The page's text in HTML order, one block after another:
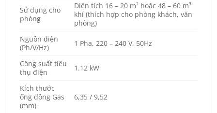
Sử dụng cho
phòng
Diện tích 16 – 20 m² hoặc 48 – 60 m³
khí (thích hợp cho phòng khách, văn
phòng)
Nguồn điện
(Ph/V/Hz)
1 Pha, 220 – 240 V, 50Hz
Công suất tiêu
thụ điện
1.12 kW
Kích thước
ống đồng Gas
(mm)
6,35 / 9,52